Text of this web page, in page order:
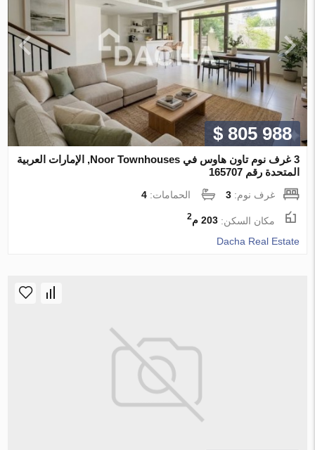
$ 805 988
3 غرف نوم تاون هاوس في Noor Townhouses, الإمارات العربية
المتحدة رقم 165707
غرف نوم:3 الحمامات:4
مكان السكن:203 م 2
Dacha Real Estate